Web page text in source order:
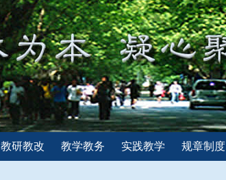
教研教改 教学教务 实践教学 规章制度